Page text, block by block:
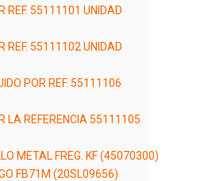
REF. 55111101 UNIDAD
REF. 55111102 UNIDAD
POR REF. 55111106
LA REFERENCIA 55111105
METAL FREG. KF (45070300)
FB71M (20SL09656)